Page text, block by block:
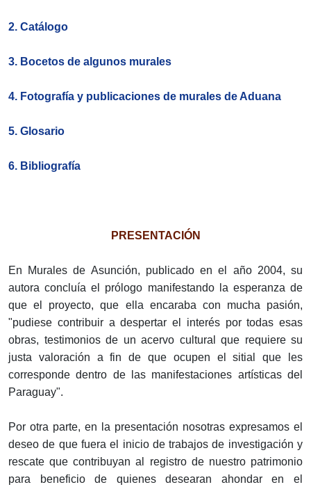
2. Catálogo
3. Bocetos de algunos murales
4. Fotografía y publicaciones de murales de Aduana
5. Glosario
6. Bibliografía
PRESENTACIÓN
En Murales de Asunción, publicado en el año 2004, su
autora concluía el prólogo manifestando la esperanza de
que el proyecto, que ella encaraba con mucha pasión,
"pudiese contribuir a despertar el interés por todas esas
obras, testimonios de un acervo cultural que requiere su
justa valoración a fin de que ocupen el sitial que les
corresponde dentro de las manifestaciones artísticas del
Paraguay".
Por otra parte, en la presentación nosotras expresamos el
deseo de que fuera el inicio de trabajos de investigación y
rescate que contribuyan al registro de nuestro patrimonio
para beneficio de quienes desearan ahondar en el